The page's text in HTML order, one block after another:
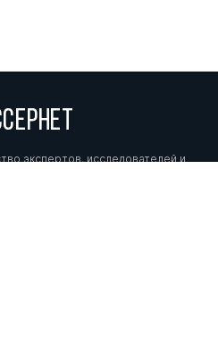
экспертов, исследователей и